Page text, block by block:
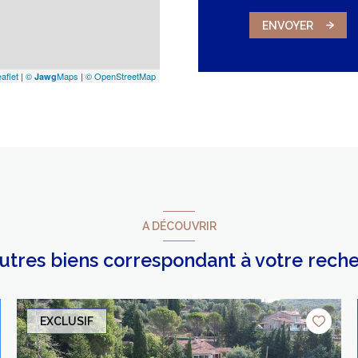
| © JawgMaps | © OpenStreetMap
ENVOYER
A DÉCOUVRIR
biens correspondant à votre
EXCLUSIF